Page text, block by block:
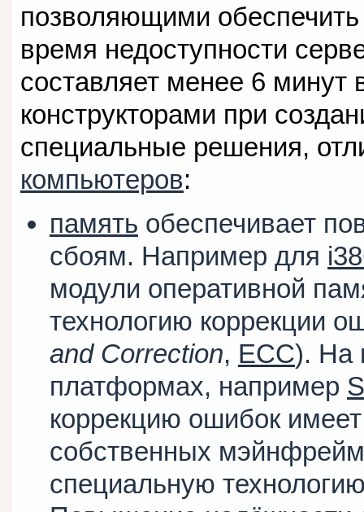
позволяющими
время недоступности
составляет менее 6 минут
конструкторами при
специальные решения,
компьютеров:
память обеспечивает
сбоям. Например для
модули оперативной
технологию коррекции
and Correction, ECC). На
платформах, например
коррекцию ошибок
собственных
специальную